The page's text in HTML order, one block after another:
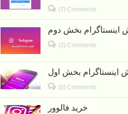
(7) Comments
اینستاگرام بخش دوم
(2) Comments
اینستاگرام بخش اول
(8) Comments
خرید فالوور